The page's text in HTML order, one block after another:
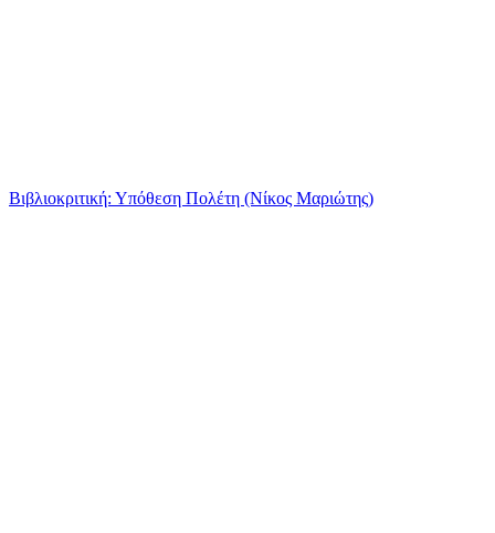
Βιβλιοκριτική: Υπόθεση Πολέτη (Νίκος Μαριώτης)